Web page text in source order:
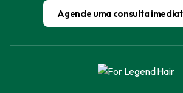
Agende uma consulta